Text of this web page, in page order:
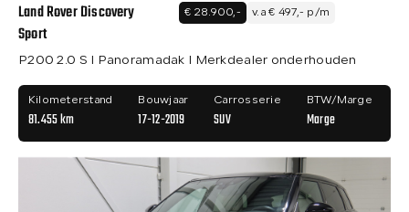
Land Rover Discovery
Sport
€ 28.900,- v.a € 497,- p/m
P200 2.0 S I Panoramadak I Merkdealer onderhouden
Kilometerstand
81.455 km
Bouwjaar
17-12-2019
Carrosserie
SUV
BTW/Marge
Marge